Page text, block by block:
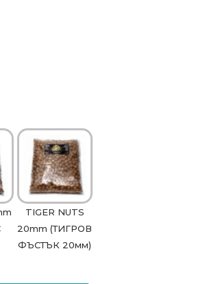
TIGER NUTS
20mm (ТИГРОВ
ФЪСТЪК 20мм)